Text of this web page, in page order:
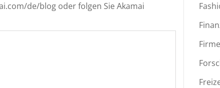
de/blog oder folgen Sie Akamai